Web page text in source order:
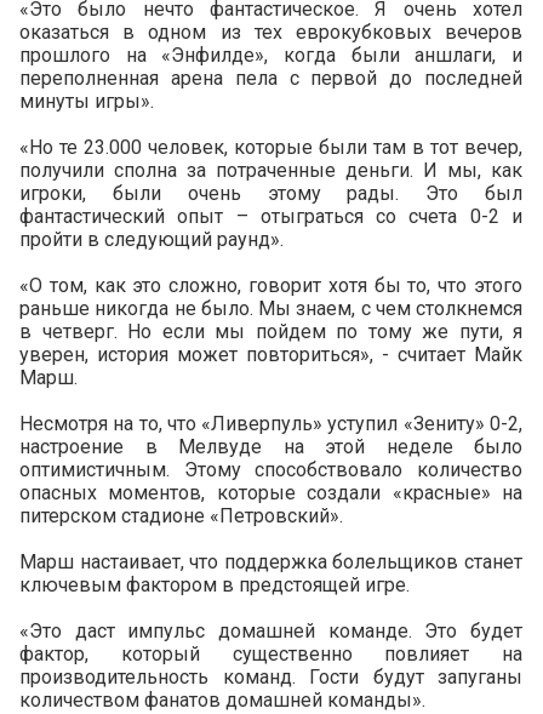
«Это было нечто фантастическое. Я очень хотел
оказаться в одном из тех еврокубковых вечеров
прошлого на «Энфилде», когда были аншлаги, и
переполненная арена пела с первой до последней
минуты игры».
«Но те 23.000 человек, которые были там в тот вечер,
получили сполна за потраченные деньги. И мы, как
игроки, были очень этому рады. Это был
фантастический опыт – отыграться со счета 0-2 и
пройти в следующий раунд».
«О том, как это сложно, говорит хотя бы то, что этого
раньше никогда не было. Мы знаем, с чем столкнемся
в четверг. Но если мы пойдем по тому же пути, я
уверен, история может повториться», - считает Майк
Марш.
Несмотря на то, что «Ливерпуль» уступил «Зениту» 0-2,
настроение в Мелвуде на этой неделе было
оптимистичным. Этому способствовало количество
опасных моментов, которые создали «красные» на
питерском стадионе «Петровский».
Марш настаивает, что поддержка болельщиков станет
ключевым фактором в предстоящей игре.
«Это даст импульс домашней команде. Это будет
фактор, который существенно повлияет на
производительность команд. Гости будут запуганы
количеством фанатов домашней команды».